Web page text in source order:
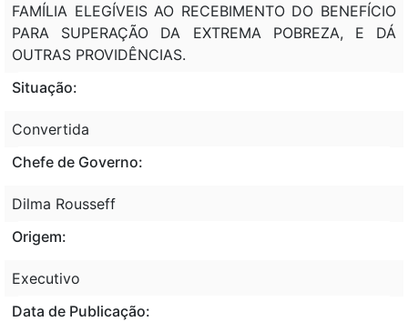
FAMÍLIA ELEGÍVEIS AO RECEBIMENTO DO BENEFÍCIO
PARA SUPERAÇÃO DA EXTREMA POBREZA, E DÁ
OUTRAS PROVIDÊNCIAS.
Situação:
Convertida
Chefe de Governo:
Dilma Rousseff
Origem:
Executivo
Data de Publicação: